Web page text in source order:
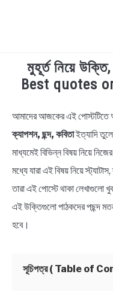
TECHNOLOGY
BIOGRAPHY
EDUCATIONAL
BENGALI WISHES
NEWS
মুহূর্ত নিয়ে
Best quotes
in
Bengali
Quotes Bengali
Status
আমাদের আজকের এই পোস্টটিতে
ক্যাপশন, ছন্দ, কবিতাইত্যাদি তুলে
মাধ্যমেই বিভিন্ন বিষয় নিয়ে
মধ্যে যারা এই বিষয় নিয়ে
তারা এই পোস্টে থাকা লেখাগুলো
এই উক্তিগুলো পাঠকদের পছন্দ
হবে।
সূচিপত্র ( Table of